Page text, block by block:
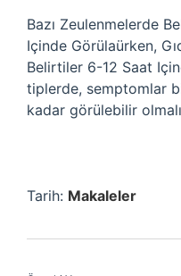
Bazı Zeulenmelerde
Içinde Görülaürken,
Belirtiler 6-12 Saat
tiplerde, semptomlar
kadar görülebilir
Tarih: Makaleler